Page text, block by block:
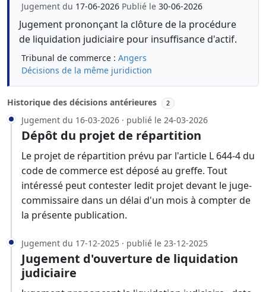
Jugement du 17-06-2026 Publié le 30-06-2026
Jugement prononçant la clôture de la procédure
de liquidation judiciaire pour insuffisance d'actif.
Tribunal de commerce : Angers
Décisions de la même juridiction
Historique des décisions antérieures 2
Jugement du 16-03-2026 · publié le 24-03-2026
Dépôt du projet de répartition
Le projet de répartition prévu par l'article L 644-4 du
code de commerce est déposé au greffe. Tout
intéressé peut contester ledit projet devant le juge-
commissaire dans un délai d'un mois à compter de
la présente publication.
Jugement du 17-12-2025 · publié le 23-12-2025
Jugement d'ouverture de liquidation
judiciaire